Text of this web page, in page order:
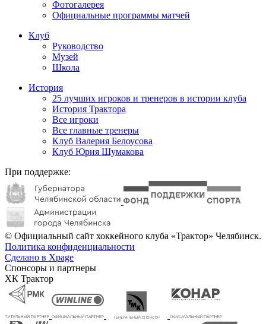
Фотогалерея
Официальные программы матчей
Клуб
Руководство
Музей
Школа
История
25 лучших игроков и тренеров в истории клуба
История Трактора
Все игроки
Все главные тренеры
Клуб Валерия Белоусова
Клуб Юрия Шумакова
При поддержке:
© Официальный сайт хоккейного клуба «Трактор» Челябинск.
Политика конфиденциальности
Сделано в Xpage
Спонсоры и партнеры
ХК Трактор